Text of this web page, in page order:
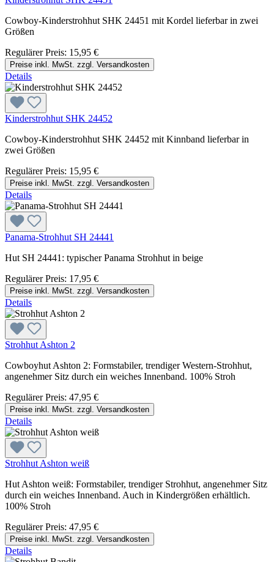
Cowboy-Kinderstrohhut SHK 24451 mit Kordel lieferbar in zwei
Größen
Regulärer Preis: 15,95 €
Preise inkl. MwSt. zzgl. Versandkosten
Details
Kinderstrohhut SHK 24452
Cowboy-Kinderstrohhut SHK 24452 mit Kinnband lieferbar in
zwei Größen
Regulärer Preis: 15,95 €
Preise inkl. MwSt. zzgl. Versandkosten
Details
Panama-Strohhut SH 24441
Hut SH 24441: typischer Panama Strohhut in beige
Regulärer Preis: 17,95 €
Preise inkl. MwSt. zzgl. Versandkosten
Details
Strohhut Ashton 2
Cowboyhut Ashton 2: Formstabiler, trendiger Western-Strohhut,
angenehmer Sitz durch ein weiches Innenband. 100% Stroh
Regulärer Preis: 47,95 €
Preise inkl. MwSt. zzgl. Versandkosten
Details
Strohhut Ashton weiß
Hut Ashton weiß: Formstabiler, trendiger Strohhut, angenehmer Sitz
durch ein weiches Innenband. Auch in Kindergrößen erhältlich.
100% Stroh
Regulärer Preis: 47,95 €
Preise inkl. MwSt. zzgl. Versandkosten
Details